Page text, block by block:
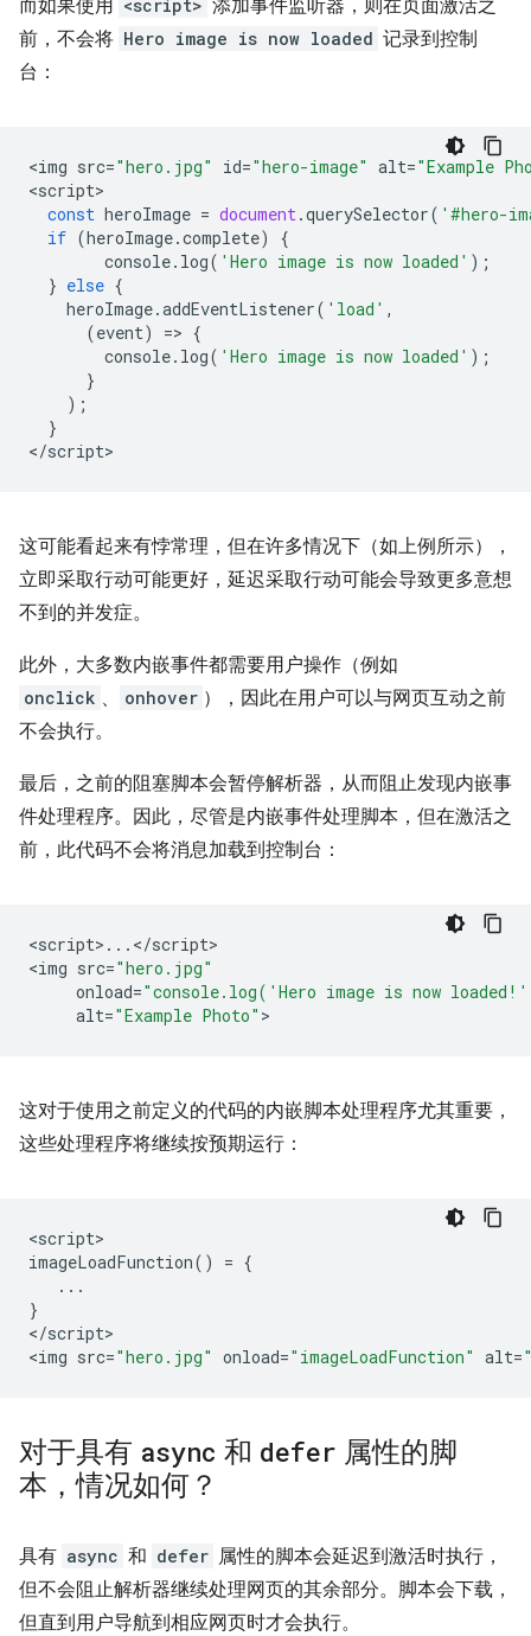
而如果使用 <script> 添加事件监听器，则在页面激活之
前，不会将 Hero image is now loaded 记录到控制
台：
<img src="hero.jpg" id="hero-image" alt="Example
<script
const heroImage = document.querySelector( '#hero-
if (heroImage.complete)
{
console. log( 'Hero image is now loaded' );
} else {
heroImage.addEventListener( 'load' ,
(event) => {
console. log( 'Hero image is now loaded' );
}
);
}
</script
这可能看起来有悖常理，但在许多情况下（如上例所示），
立即采取行动可能更好，延迟采取行动可能会导致更多意想
不到的并发症。
此外，大多数内嵌事件都需要用户操作（例如
onclick 、 onhover ），因此在用户可以与网页互动之前
不会执行。
最后，之前的阻塞脚本会暂停解析器，从而阻止发现内嵌事
件处理程序。因此，尽管是内嵌事件处理脚本，但在激活之
前，此代码不会将消息加载到控制台：
<script> ... </script>
<img src="hero.jpg"
onload="console.log('Hero image is now
alt="Example Photo"
这对于使用之前定义的代码的内嵌脚本处理程序尤其重要，
这些处理程序将继续按预期运行：
<script
imageLoadFunction() = {
...
}
</script>
<img src="hero.jpg" onload="imageLoadFunction" alt=
对于具有 async 和 defer 属性的脚
本，情况如何？
具有 async 和 defer 属性的脚本会延迟到激活时执行，
但不会阻止解析器继续处理网页的其余部分。脚本会下载，
但直到用户导航到相应网页时才会执行。